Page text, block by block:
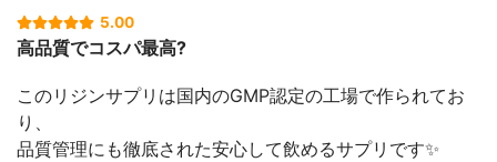
5.00
高品質でコスパ最高?
このリジンサプリは国内のGMP認定の工場で作られてお
り、
品質管理にも徹底された安心して飲めるサプリです✨